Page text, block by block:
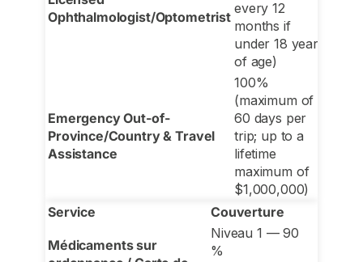
Ophthalmologist/Optometrist
every 12
months if
under 18 years
of age)
Emergency Out-of-
Province/Country & Travel
Assistance
100%
(maximum of
60 days per
trip; up to a
lifetime
maximum of
$1,000,000)
Service
Couverture
Médicaments sur
Niveau 1 — 90
%